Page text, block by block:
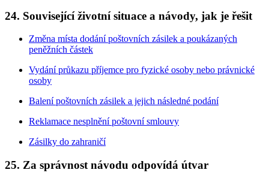
24. Související životní situace a návody, jak je řešit
Změna místa dodání poštovních zásilek a poukázaných
peněžních částek
Vydání průkazu příjemce pro fyzické osoby nebo právnické
osoby
Balení poštovních zásilek a jejich následné podání
Reklamace nesplnění poštovní smlouvy
Zásilky do zahraničí
25. Za správnost návodu odpovídá útvar